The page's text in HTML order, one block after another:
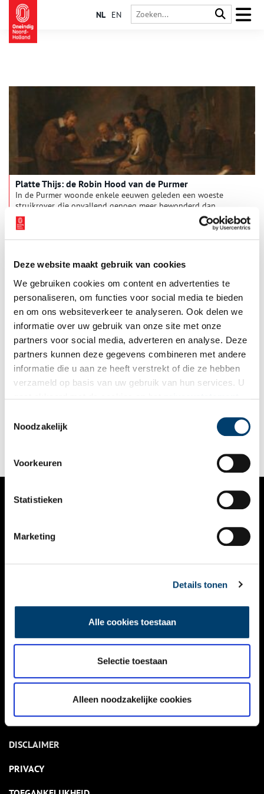
Deze website maakt gebruik van cookies
We gebruiken cookies om content en advertenties te
personaliseren, om functies voor social media te bieden
en om ons websiteverkeer te analyseren. Ook delen we
informatie over uw gebruik van onze site met onze
partners voor social media, adverteren en analyse. Deze
partners kunnen deze gegevens combineren met andere
informatie die u aan ze heeft verstrekt of die ze hebben
verzameld op basis van uw gebruik van hun services. U
Noodzakelijk
Voorkeuren
Statistieken
Marketing
Details tonen
Alle cookies toestaan
Selectie toestaan
Alleen noodzakelijke cookies
NL EN
Platte Thijs: de Robin Hood van de Purmer
In de Purmer woonde enkele eeuwen geleden een woeste
struikrover, die opvallend genoeg meer bewonderd dan
gevreesd werd: Platte Thijs. Thijs was namelijk een rover met
een duivelse sluwheid maar het hart op de juiste plaats. Hij
stal van de rijken en gaf aan de armen, als een ware Robin
De bloederige historie van het Huis met de Hoofden
In 1892 stuurde mejuffrouw M.A. Ferwerda uit Amsterdam vier
anekdotes op naar Gerrit Jacob Boekenoogen, een Nederlands
van haar verhalen vertelde over de geschiedenis van het Huis
met de Hoofden aan de Keizersgracht 123. Lees en huiver mee
NIEUWS
KALENDER
ACTIVITEITEN
NIEUWSBRIEF
DISCLAIMER
PRIVACY